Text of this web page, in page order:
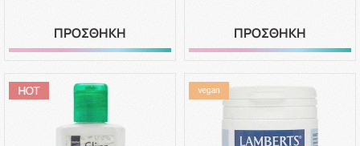
ΠΡΟΣΘΗΚΗ ΠΡΟΣΘΗΚΗ